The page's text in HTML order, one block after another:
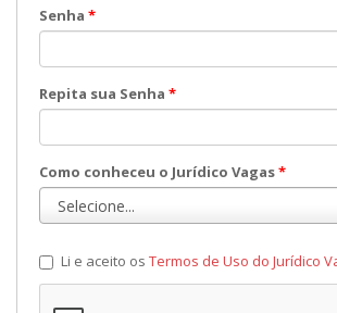
Senha *
Repita sua Senha *
Como conheceu o Jurídico Vagas*
Li e aceito os Termos de Uso do Jurídico